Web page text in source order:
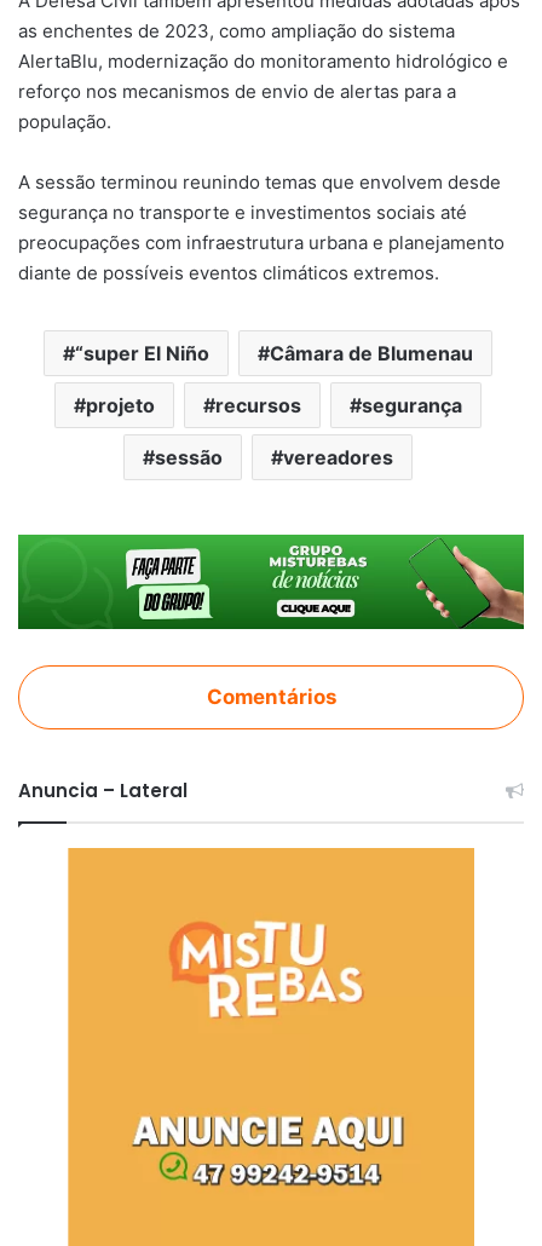
as enchentes de 2023, como ampliação do sistema
AlertaBlu, modernização do monitoramento hidrológico e
reforço nos mecanismos de envio de alertas para a
população.
A sessão terminou reunindo temas que envolvem desde
segurança no transporte e investimentos sociais até
preocupações com infraestrutura urbana e planejamento
diante de possíveis eventos climáticos extremos.
“super El Niño Câmara de Blumenau
projeto recursos segurança
sessão vereadores
Comentários
Anuncia – Lateral